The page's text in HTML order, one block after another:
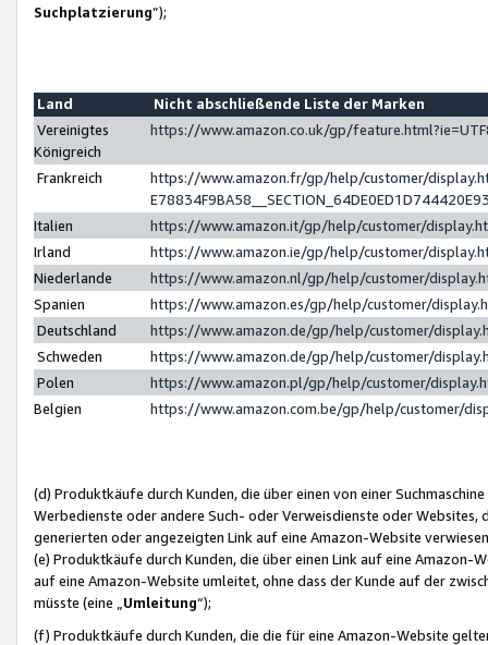
Suchplatzierung”);
Land
Nicht abschließende Liste der Marken
Vereinigtes
Königreich
https://www.amazon.co.uk/gp/
Frankreich
https://www.amazon.fr/gp/help/customer/
Italien
https://www.amazon.it/gp/help/customer/
Irland
https://www.amazon.ie/gp/help/customer/
Niederlande
https://www.amazon.nl/gp/help/customer/
Spanien
https://www.amazon.es/gp/help/customer/
Deutschland
https://www.amazon.de/gp/help/customer/
Schweden
https://www.amazon.de/gp/help/customer/
Polen
https://www.amazon.pl/gp/help/customer/
Belgien
https://www.amazon.com.be/gp/help/customer/
(d) Produktkäufe durch Kunden, die über einen von einer
Werbedienste oder andere Such- oder Verweisdienste oder Websites,
generierten oder angezeigten Link auf eine Amazon-Website
(e) Produktkäufe durch Kunden, die über einen Link auf eine
auf eine Amazon-Website umleitet, ohne dass der Kunde auf der
müsste (eine „ Umleitung“);
(f) Produktkäufe durch Kunden, die die für eine Amazon-Website